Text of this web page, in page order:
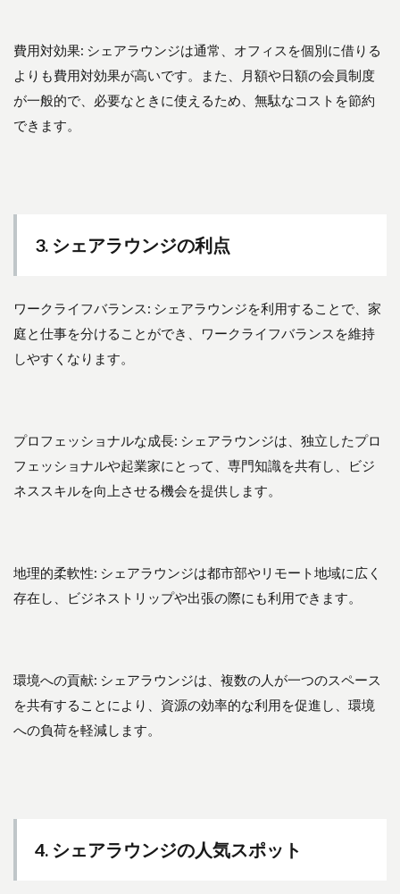
5
5.
ま
と
め
費用対効果: シェアラウンジは通常、オフィスを個別に借りる
よりも費用対効果が高いです。また、月額や日額の会員制度
が一般的で、必要なときに使えるため、無駄なコストを節約
できます。
3. シェアラウンジの利点
ワークライフバランス: シェアラウンジを利用することで、家
庭と仕事を分けることができ、ワークライフバランスを維持
しやすくなります。
プロフェッショナルな成長: シェアラウンジは、独立したプロ
フェッショナルや起業家にとって、専門知識を共有し、ビジ
ネススキルを向上させる機会を提供します。
地理的柔軟性: シェアラウンジは都市部やリモート地域に広く
存在し、ビジネストリップや出張の際にも利用できます。
環境への貢献: シェアラウンジは、複数の人が一つのスペース
を共有することにより、資源の効率的な利用を促進し、環境
への負荷を軽減します。
4. シェアラウンジの人気スポット